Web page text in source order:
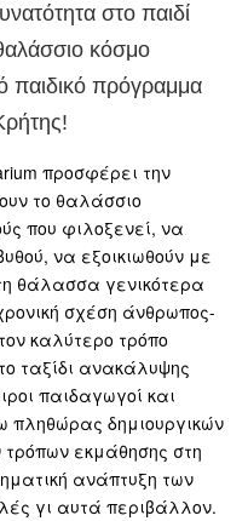
στο παιδί
κόσμο
παιδικό πρόγραμμα
προσφέρει την
το θαλάσσιο
που φιλοξενεί, να
να εξοικιωθούν με
θάλασσα γενικότερα
σχέση άνθρωπος-
καλύτερο τρόπο
ταξίδι ανακάλυψης
παιδαγωγοί και
δημιουργικών
τρόπων εκμάθησης στη
ανάπτυξη των
γι αυτά περιβάλλον.